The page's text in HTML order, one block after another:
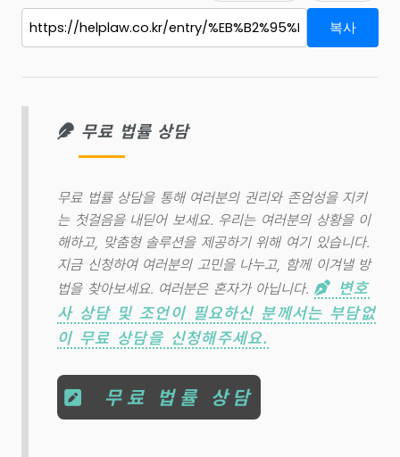
복사
무료 법률 상담
무료 법률 상담을 통해 여러분의 권리와 존엄성을 지키
는 첫걸음을 내딛어 보세요. 우리는 여러분의 상황을 이
해하고, 맞춤형 솔루션을 제공하기 위해 여기 있습니다.
지금 신청하여 여러분의 고민을 나누고, 함께 이겨낼 방
법을 찾아보세요. 여러분은 혼자가 아닙니다.
변호
사 상담 및 조언이 필요하신 분께서는 부담없
이 무료 상담을 신청해주세요.
무료 법률 상담